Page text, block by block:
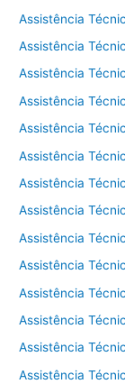
Assistência
Assistência
Assistência
Assistência
Assistência
Assistência
Assistência
Assistência
Assistência
Assistência
Assistência
Assistência
Assistência
Assistência